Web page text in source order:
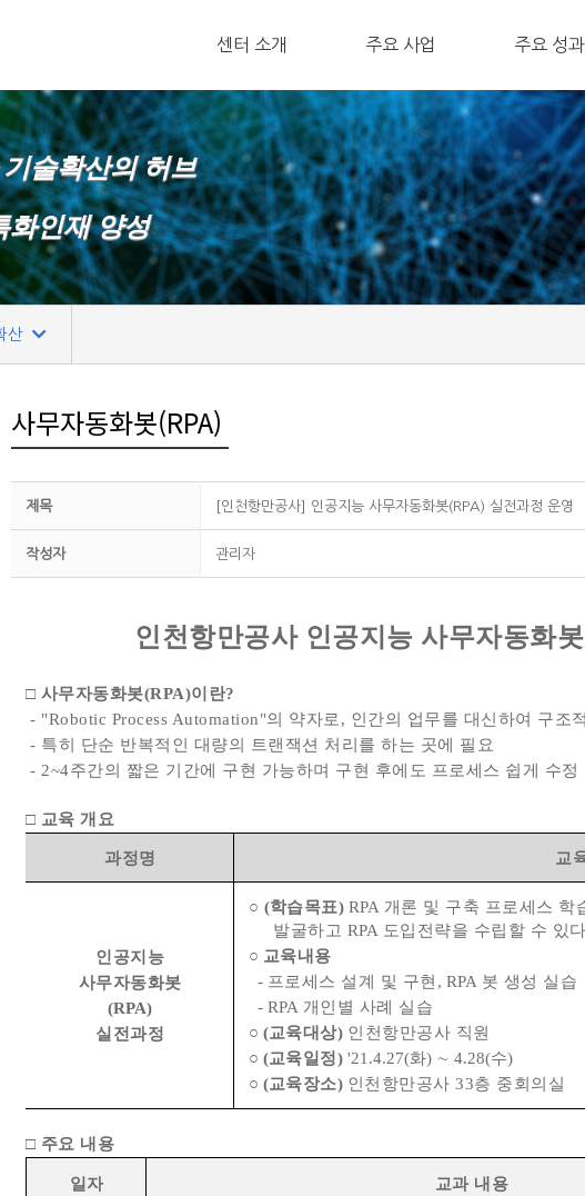
ㅤ센터 소개 주요 사업 ㅤ주요 성과
술확산의 허브
화인재 양성
산
사무자동화봇(RPA)
제목 [인천항만공사] 인공지능 사무자동화봇(RPA) 실전과정 운영
작성자 관리자
인천항만공사 인공지능 사무자동화
□ 사무자동화봇(RPA)이란?
- "Robotic Process Automation"의 약자로, 인간의 업무를 대신하여 구조
- 특히 단순 반복적인 대량의 트랜잭션 처리를 하는 곳에 필요
- 2~4주간의 짧은 기간에 구현 가능하며 구현 후에도 프로세스 쉽게 수
□ 교육 개요
과정명 교
인공지능
사무자동화봇
(RPA)
실전과정
○ (학습목표)RPA 개론 및 구축 프로세스 학
발굴하고 RPA 도입전략을 수립할 수 있
○ 교육내용
- 프로세스 설계 및 구현 , RPA 봇 생성 실습
- RPA 개인별 사례 실습
○ (교육대상) 인천항만공사 직원
○ (교육일정) '21.4.27(화) ∼ 4.28(수)
○ (교육장소) 인천항만공사 33층 중회의실
□ 주요 내용
일자 교과 내용